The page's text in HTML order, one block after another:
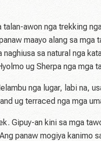
awon nga trekking
maayo alang sa mga
sa natural nga
ug Sherpa nga mga
nga lugar, labi na,
ug terraced nga mga
Gipuy-an kini sa mga
panaw mogiya kanimo